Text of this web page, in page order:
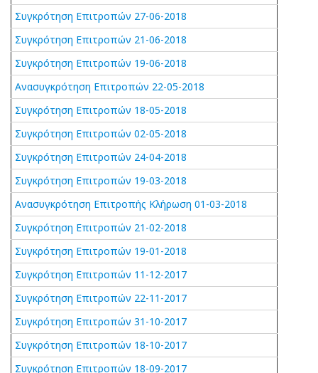
Συγκρότηση Επιτροπών 27-06-2018
Συγκρότηση Επιτροπών 21-06-2018
Συγκρότηση Επιτροπών 19-06-2018
Ανασυγκρότηση Επιτροπών 22-05-2018
Συγκρότηση Επιτροπών 18-05-2018
Συγκρότηση Επιτροπών 02-05-2018
Συγκρότηση Επιτροπών 24-04-2018
Συγκρότηση Επιτροπών 19-03-2018
Ανασυγκρότηση Επιτροπής Κλήρωση 01-03-2018
Συγκρότηση Επιτροπών 21-02-2018
Συγκρότηση Επιτροπών 19-01-2018
Συγκρότηση Επιτροπών 11-12-2017
Συγκρότηση Επιτροπών 22-11-2017
Συγκρότηση Επιτροπών 31-10-2017
Συγκρότηση Επιτροπών 18-10-2017
Συγκρότηση Επιτροπών 18-09-2017